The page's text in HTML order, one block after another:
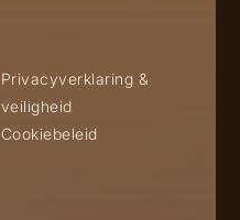
Privacyverklaring &
veiligheid
Cookiebeleid